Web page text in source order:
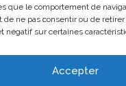
que le comportement de
de ne pas consentir ou de
négatif sur certaines
Accepter
Club Troinex , 18